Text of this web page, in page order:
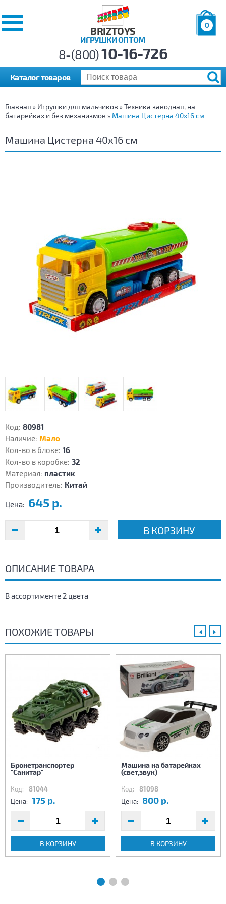
BRIZTOYS
ИГРУШКИ ОПТОМ
0
р.
8-(800)10-16-726
Каталог товаров
Главная » Игрушки для мальчиков » Техника заводная, на
батарейках и без механизмов » Машина Цистерна 40х16 см
Машина Цистерна 40х16 см
Код: 80981
Наличие: Мало
Кол-во в блоке: 16
Кол-во в коробке: 32
Материал: пластик
Производитель: Китай
Цена: 645 р.
В КОРЗИНУ
ОПИСАНИЕ ТОВАРА
В ассортименте 2 цвета
ПОХОЖИЕ ТОВАРЫ
Бронетранспортер
"Санитар"
Код: 81044
Цена: 175 р.
В КОРЗИНУ
Машина на батарейках
(свет,звук)
Код: 81098
Цена: 800 р.
В КОРЗИНУ